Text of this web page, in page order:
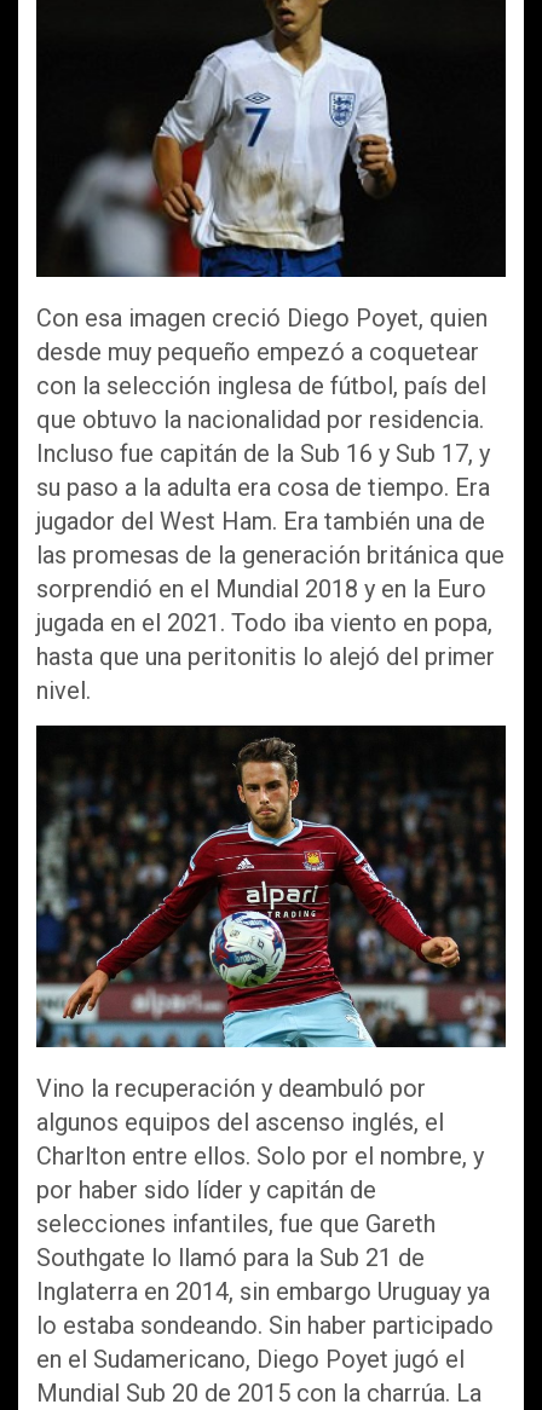
Con esa imagen creció Diego Poyet, quien
desde muy pequeño empezó a coquetear
con la selección inglesa de fútbol, país del
que obtuvo la nacionalidad por residencia.
Incluso fue capitán de la Sub 16 y Sub 17, y
su paso a la adulta era cosa de tiempo. Era
jugador del West Ham. Era también una de
las promesas de la generación británica que
sorprendió en el Mundial 2018 y en la Euro
jugada en el 2021. Todo iba viento en popa,
hasta que una peritonitis lo alejó del primer
nivel.
Vino la recuperación y deambuló por
algunos equipos del ascenso inglés, el
Charlton entre ellos. Solo por el nombre, y
por haber sido líder y capitán de
selecciones infantiles, fue que Gareth
Southgate lo llamó para la Sub 21 de
Inglaterra en 2014, sin embargo Uruguay ya
lo estaba sondeando. Sin haber participado
en el Sudamericano, Diego Poyet jugó el
Mundial Sub 20 de 2015 con la charrúa. La